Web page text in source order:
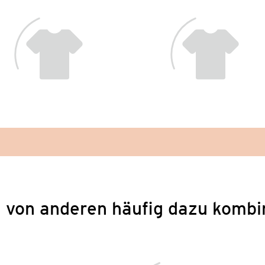
von anderen häufig dazu